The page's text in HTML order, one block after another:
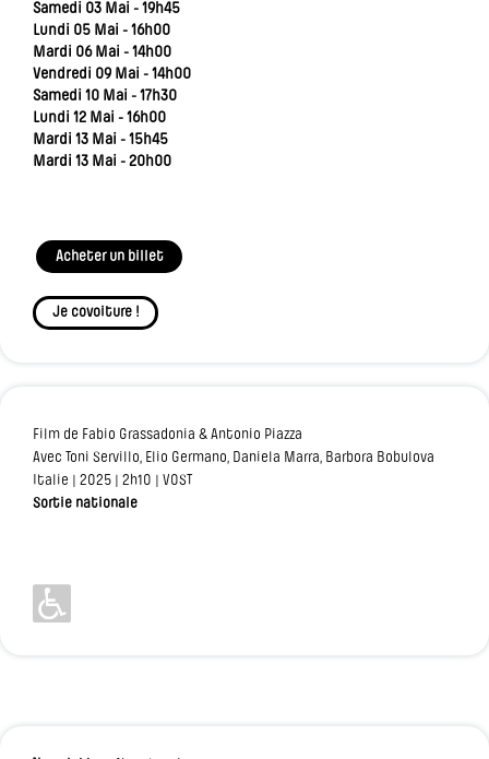
Samedi 03 Mai - 19h45
Lundi 05 Mai - 16h00
Mardi 06 Mai - 14h00
Vendredi 09 Mai - 14h00
Samedi 10 Mai - 17h30
Lundi 12 Mai - 16h00
Mardi 13 Mai - 15h45
Mardi 13 Mai - 20h00
Acheter un billet
Je covoiture !
Film de Fabio Grassadonia & Antonio Piazza
Avec Toni Servillo, Elio Germano, Daniela Marra, Barbora Bobulova
Italie | 2025 | 2h10 | VOST
Sortie nationale